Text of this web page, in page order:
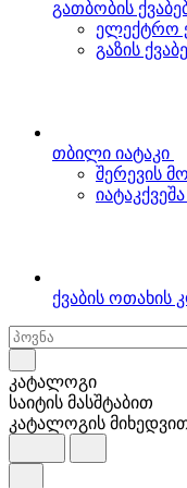
გათბობის
ელექტრო
გაზის
თბილი იატაკი
შერევის
ქვაბის ოთახის
კატალოგი
საიტის მასშტაბით
კატალოგის